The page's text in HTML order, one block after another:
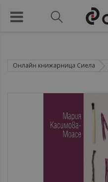
Онлайн книжарница Сиела